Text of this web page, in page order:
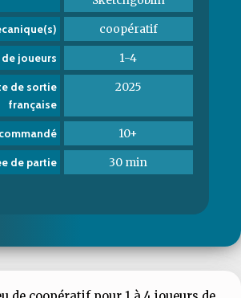
coopératif
joueurs 1-4
de sortie
française
2025
10+
de partie 30 min